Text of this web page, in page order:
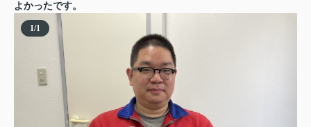
よかったです。
1/1